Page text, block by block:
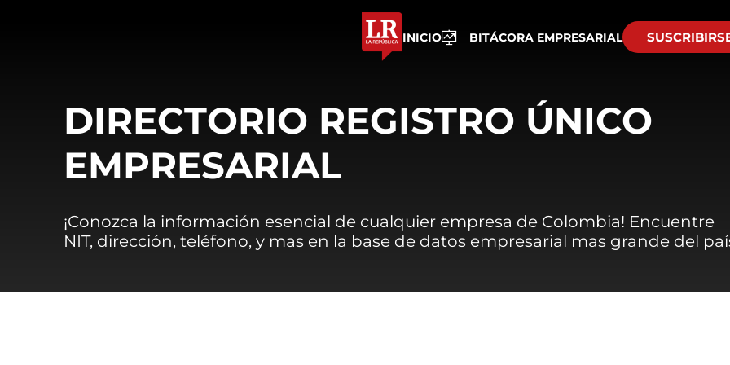
INICIO BITÁCORA EMPRESARIAL
DIRECTORIO REGISTRO ÚNICO
EMPRESARIAL
¡Conozca la información esencial de cualquier empresa de Colombia! Encuentre
NIT, dirección, teléfono, y mas en la base de datos empresarial mas grande del